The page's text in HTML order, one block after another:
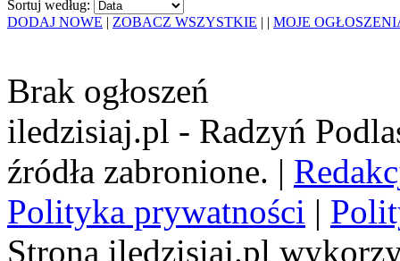
Sortuj według:
DODAJ NOWE | ZOBACZ WSZYSTKIE | | MOJE
Brak ogłoszeń
iledzisiaj.pl - Radzyń
źródła zabronione. |
Polityka prywatności |
Strona iledzisiaj.pl